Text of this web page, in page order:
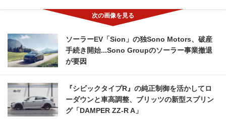
ソーラーEV「Sion」の独Sono Motors、破産
手続き開始...Sono Groupのソーラー事業撤退
が要因
『シビックタイプR』の純正制御を活かしてロ
ーダウンと車高調整、ブリッツの新型スプリン
グ「DAMPER ZZ-R A」